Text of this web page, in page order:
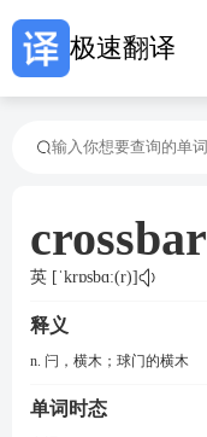
极速翻译
crossbar
英 [ˈkrɒsbɑː(r)]
释义
n. 闩，横木；球门的横木
单词时态